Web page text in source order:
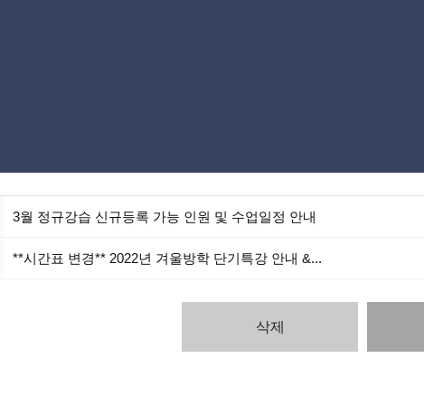
3월 정규강습 신규등록 가능 인원 및 수업일정 안내
**시간표 변경** 2022년 겨울방학 단기특강 안내 &...
삭제